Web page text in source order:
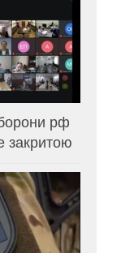
рф
закритою